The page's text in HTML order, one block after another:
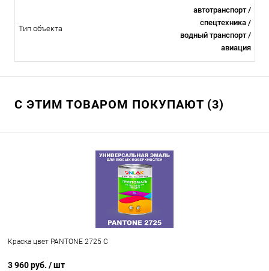
Тип объекта
автотранспорт /
спецтехника /
водный транспорт /
авиация
С ЭТИМ ТОВАРОМ ПОКУПАЮТ (3)
Краска цвет PANTONE 2725 C
3 960 руб. / шт